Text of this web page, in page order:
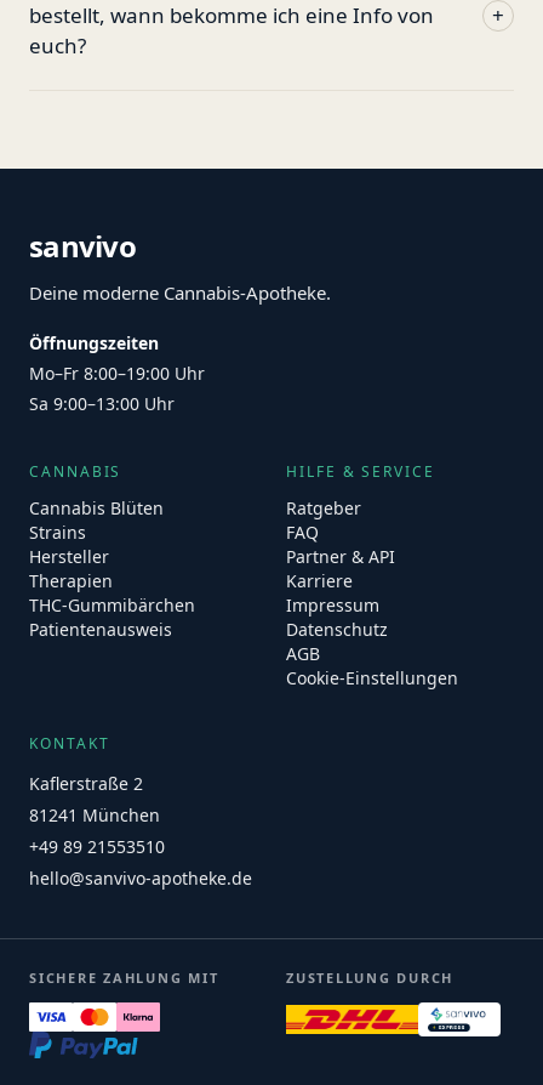
bestellt, wann bekomme ich eine Info von
euch?
+
sanvivo
Deine moderne Cannabis-Apotheke.
Öffnungszeiten
Mo–Fr 8:00–19:00 Uhr
Sa 9:00–13:00 Uhr
CANNABIS
Cannabis Blüten
Strains
Hersteller
Therapien
THC-Gummibärchen
Patientenausweis
HILFE & SERVICE
Ratgeber
FAQ
Partner & API
Karriere
Impressum
Datenschutz
AGB
Cookie-Einstellungen
KONTAKT
Kaflerstraße 2
81241 München
+49 89 21553510
hello@sanvivo-apotheke.de
SICHERE ZAHLUNG MIT ZUSTELLUNG DURCH